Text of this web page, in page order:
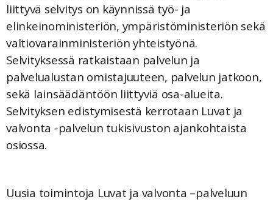
liittyvä selvitys on käynnissä työ- ja
elinkeinoministeriön, ympäristöministeriön sekä
valtiovarainministeriön yhteistyönä.
Selvityksessä ratkaistaan palvelun ja
palvelualustan omistajuuteen, palvelun jatkoon,
sekä lainsäädäntöön liittyviä osa-alueita.
Selvityksen edistymisestä kerrotaan Luvat ja
valvonta -palvelun tukisivuston ajankohtaista
osiossa.
Uusia toimintoja Luvat ja valvonta –palveluun